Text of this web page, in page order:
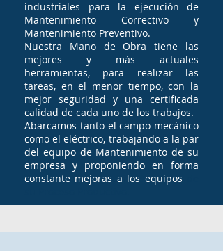
industriales para la ejecución de
Mantenimiento Correctivo y
Mantenimiento Preventivo.
Nuestra Mano de Obra tiene las
mejores y más actuales
herramientas, para realizar las
tareas, en el menor tiempo, con la
mejor seguridad y una certificada
calidad de cada uno de los trabajos.
Abarcamos tanto el campo mecánico
como el eléctrico, trabajando a la par
del equipo de Mantenimiento de su
empresa y proponiendo en forma
constante mejoras a los equipos